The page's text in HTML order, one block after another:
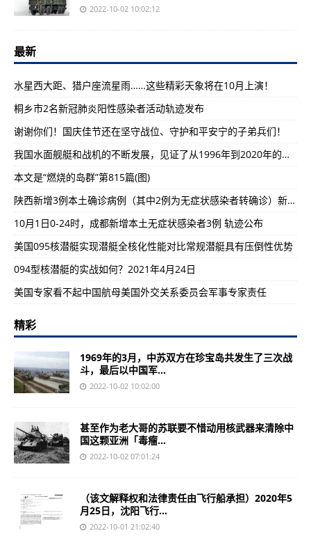
2022-10-02 10:02:12
最新
水星西大距、猎户座流星雨……这些精彩天象将在10月上演！
桐乡市2名新冠肺炎阳性感染者活动轨迹发布
谢谢你们！国庆佳节还在坚守战位、守护和平安宁的子弟兵们！
我国水面舰艇和战机的不断发展，见证了从1996年到2020年的巨大变化
本文是“燃烧的岛群”第815篇(图)
陕西新增3例本土确诊病例（其中2例为无症状感染者转确诊）新增6例本土无症状感染者
10月1日0-24时，成都新增本土无症状感染者3例 轨迹公布
美国095核潜艇实现潜艇全核化性能对比常规潜艇具有压倒性优势
094型核潜艇的实战如何？2021年4月24日
美国专家看不起中国航母美国外交关系委员会军事专家责任
精彩
1969年的3月，中苏双方在珍宝岛共发生了三次战
斗，最后以中国军...
2022-10-02 10:02:00
甚至作为老大哥的苏联要不惜动用核武器来清除中
国这颗亚洲「毒瘤...
2022-10-02 07:01:24
（该文解释权和法律责任由飞行船承担）2020年5
月25日，沈阳飞行...
2022-10-01 21:02:40